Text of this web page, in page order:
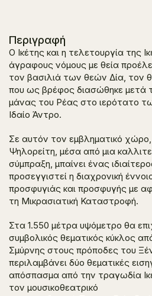
Περιγραφή
Ο Ικέτης και η τελετουργία της
άγραφους νόμους με θεία
τον βασιλιά των θεών Δία, τον
που ως βρέφος διασώθηκε μετά
μάνας του Ρέας στο ιερότατο
Ιδαίο Άντρο.
Σε αυτόν τον εμβληματικό
Ψηλορείτη, μέσα από μια
σύμπραξη, μπαίνει ένας
προσεγγιστεί η διαχρονική
προσφυγιάς και προσφυγής με
τη Μικρασιατική Καταστροφή.
Στα 1.550 μέτρα υψόμετρο θα
συμβολικός θεματικός κύκλος
Σμύρνης στους πρόποδες του
περιλαμβάνει δύο θεματικές
απόσπασμα από την τραγωδία
τον μουσικοθεατρικό